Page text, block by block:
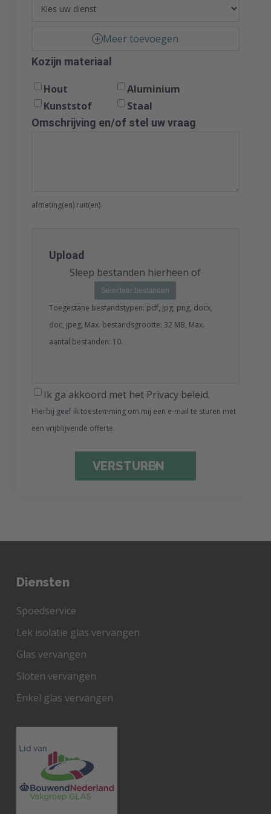
Meer toevoegen
Kozijn materiaal
Hout
Aluminium
Kunststof
Staal
Omschrijving en/of stel uw vraag
afmeting(en) ruit(en)
Upload
Sleep bestanden hierheen of
Selecteer bestanden
Toegestane bestandstypen: pdf, jpg, png, docx,
doc, jpeg, Max. bestandsgrootte: 32 MB, Max.
aantal bestanden: 10.
Ik ga akkoord met het Privacy beleid.
Hierbij geef ik toestemming om mij een e-mail te sturen met
een vrijblijvende offerte.
Diensten
Spoedservice
Lek isolatie glas vervangen
Glas vervangen
Sloten vervangen
Enkel glas vervangen